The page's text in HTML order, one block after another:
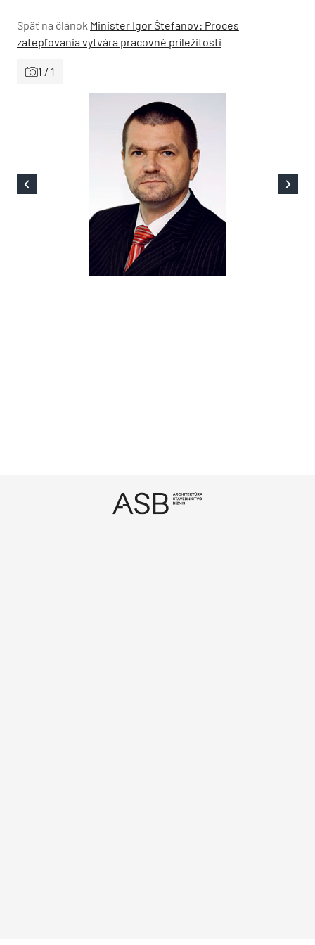
Späť na článok Minister Igor Štefanov: Proces
zatepľovania vytvára pracovné príležitosti
1 / 1